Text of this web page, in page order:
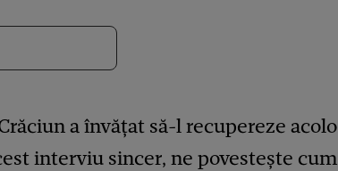
a învățat să-l recupereze acolo
interviu sincer, ne povestește cum